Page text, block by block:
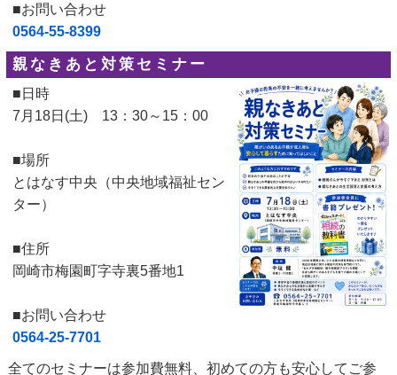
■お問い合わせ
0564-55-8399
親なきあと対策セミナー
■日時
7月18日(土) 13：30～15：00
■場所
とはなす中央（中央地域福祉セン
ター）
■住所
岡崎市梅園町字寺裏5番地1
■お問い合わせ
0564-25-7701
全てのセミナーは参加費無料、初めての方も安心してご参